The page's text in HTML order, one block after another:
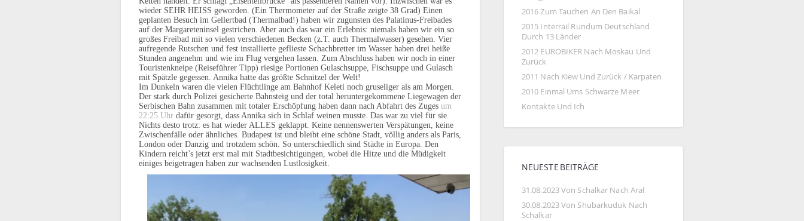
wieder SEHR HEISS geworden. (Ein Thermometer auf der Straße zeigte 38 Grad) Einen
geplanten Besuch im Gellertbad (Thermalbad!) haben wir zugunsten des Palatinus-Freibades
auf der Margareteninsel gestrichen. Aber auch das war ein Erlebnis: niemals haben wir ein so
großes Freibad mit so vielen verschiedenen Becken (z.T. auch Thermalwasser) gesehen. Vier
aufregende Rutschen und fest installierte geflieste Schachbretter im Wasser haben drei heiße
Stunden angenehm und wie im Flug vergehen lassen. Zum Abschluss haben wir noch in einer
Touristenkneipe (Reiseführer Tipp) riesige Portionen Gulaschsuppe, Fischsuppe und Gulasch
mit Spätzle gegessen. Annika hatte das größte Schnitzel der Welt!
Im Dunkeln waren die vielen Flüchtlinge am Bahnhof Keleti noch gruseliger als am Morgen.
Der stark durch Polizei gesicherte Bahnsteig und der total heruntergekommene Liegewagen der
Serbischen Bahn zusammen mit totaler Erschöpfung haben dann nach Abfahrt des Zuges um
22:25 Uhr dafür gesorgt, dass Annika sich in Schlaf weinen musste. Das war zu viel für sie.
Nichts desto trotz: es hat wieder ALLES geklappt. Keine nennenswerten Verspätungen, keine
Zwischenfälle oder ähnliches. Budapest ist und bleibt eine schöne Stadt, völlig anders als Paris,
London oder Danzig und trotzdem schön. So unterschiedlich sind Städte in Europa. Den
Kindern reicht’s jetzt erst mal mit Stadtbesichtigungen, wobei die Hitze und die Müdigkeit
einiges beigetragen haben zur wachsenden Lustlosigkeit.
2016 Zum Tauchen An Den Baikal
2015 Interrail Rundum Deutschland
Durch 13 Länder
2012 EUROBIKER Nach Moskau Und
Zurück
2011 Nach Kiew Und Zurück / Karpaten
2010 Einmal Ums Schwarze Meer
Kontakte Und Ich
NEUESTE BEITRÄGE
31.08.2023 Von Schalkar Nach Aral
30.08.2023 Von Shubarkuduk Nach
Schalkar